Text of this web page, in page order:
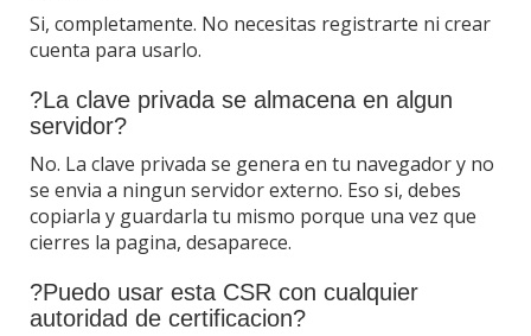
Si, completamente. No necesitas registrarte ni crear
cuenta para usarlo.
?La clave privada se almacena en algun
servidor?
No. La clave privada se genera en tu navegador y no
se envia a ningun servidor externo. Eso si, debes
copiarla y guardarla tu mismo porque una vez que
cierres la pagina, desaparece.
?Puedo usar esta CSR con cualquier
autoridad de certificacion?